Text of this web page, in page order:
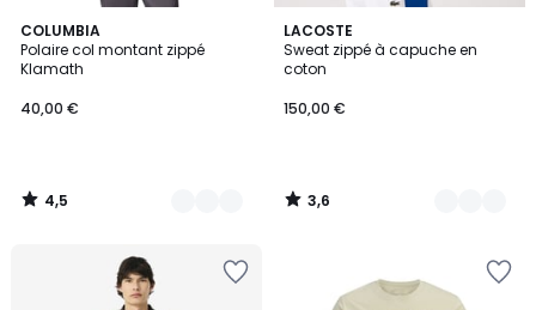
COLUMBIA
Polaire col montant zippé
Klamath
40,00 €
4,5
/ 5
4
Couleurs
4,5
/
LACOSTE
Sweat zippé à capuche en
coton
150,00 €
3,6
/ 5
7
Couleurs
3,6
/